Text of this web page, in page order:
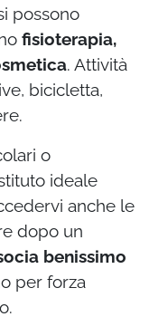
possono
fisioterapia,
. Attività
bicicletta,
o
ideale
anche le
dopo un
benissimo
per forza